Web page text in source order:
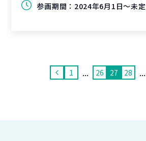
参画期間： 2024年6月1日～未定
1 ... 26 27 28 ...